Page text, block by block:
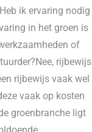
ik ervaring nodig
in het groen is
of
rijbewijs
rijbewijs vaak wel
vaak op kosten
groenbranche ligt